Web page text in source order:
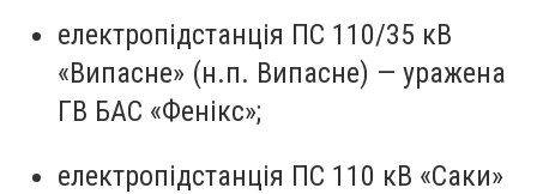
електропідстанція ПС 110/35 кВ
«Випасне» (н.п. Випасне) — уражена
ГВ БАС «Фенікс»;
електропідстанція ПС 110 кВ «Саки»